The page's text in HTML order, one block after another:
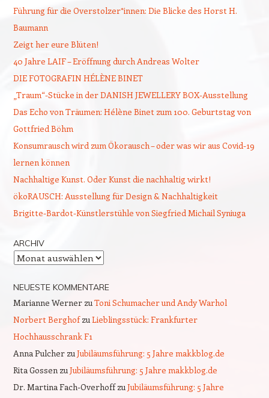
Führung für die Overstolzer*innen: Die Blicke des Horst H.
Baumann
Zeigt her eure Blüten!
40 Jahre LAIF – Eröffnung durch Andreas Wolter
DIE FOTOGRAFIN HÉLÈNE BINET
„Traum“-Stücke in der DANISH JEWELLERY BOX-Ausstellung
Das Echo von Träumen: Hélène Binet zum 100. Geburtstag von
Gottfried Böhm
Konsumrausch wird zum Ökorausch – oder was wir aus Covid-19
lernen können
Nachhaltige Kunst. Oder Kunst die nachhaltig wirkt!
ökoRAUSCH: Ausstellung für Design & Nachhaltigkeit
Brigitte-Bardot-Künstlerstühle von Siegfried Michail Syniuga
ARCHIV
Archiv
NEUESTE KOMMENTARE
Marianne WernerzuToni Schumacher und Andy Warhol
Norbert BerghofzuLieblingsstück: Frankfurter
Hochhausschrank F1
Anna PulcherzuJubiläumsführung: 5 Jahre makkblog.de
Rita GossenzuJubiläumsführung: 5 Jahre makkblog.de
Dr. Martina Fach-OverhoffzuJubiläumsführung: 5 Jahre